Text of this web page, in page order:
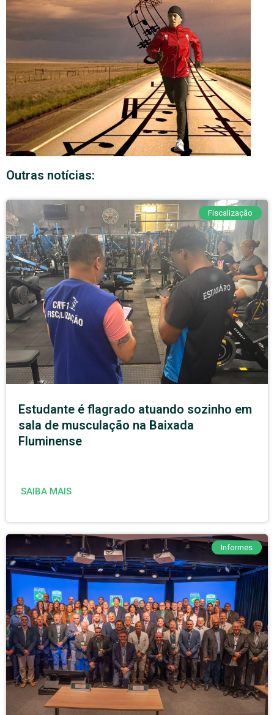
Outras notícias:
Fiscalização
Estudante é flagrado atuando sozinho em
sala de musculação na Baixada
Fluminense
SAIBA MAIS
Informes